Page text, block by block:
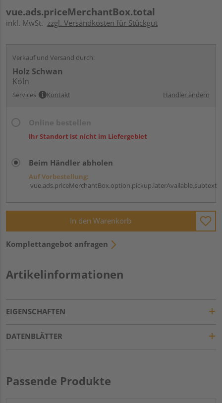
vue.ads.priceMerchantBox.total
inkl. MwSt. zzgl. Versandkosten für Stückgut
Verkauf und Versand durch:
Holz Schwan
Köln
Services Kontakt Händler ändern
Ihr Standort ist nicht im Liefergebiet
Beim Händler abholen
Auf Vorbestellung:
vue.ads.priceMerchantBox.option.pickup.laterAvailable.subtext
In den Warenkorb
Komplettangebot anfragen
Artikelinformationen
EIGENSCHAFTEN
DATENBLÄTTER
Passende Produkte